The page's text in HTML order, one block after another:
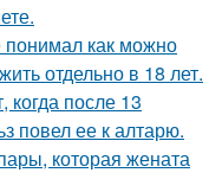
понимал как можно
отдельно в 18 лет.
после 13
повел ее к алтарю.
которая жената